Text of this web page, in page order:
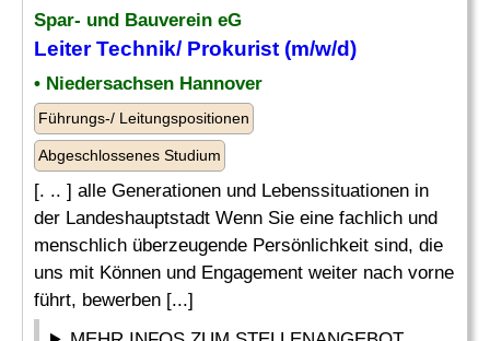
Spar- und Bauverein eG
Leiter Technik/ Prokurist (m/w/d)
• Niedersachsen Hannover
Führungs-/ Leitungspositionen
Abgeschlossenes Studium
[. .. ] alle Generationen und Lebenssituationen in
der Landeshauptstadt Wenn Sie eine fachlich und
menschlich überzeugende Persönlichkeit sind, die
uns mit Können und Engagement weiter nach vorne
führt, bewerben [...]